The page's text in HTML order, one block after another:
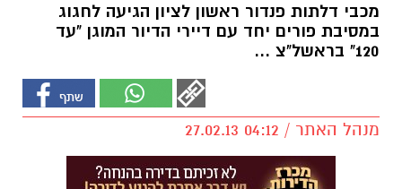
מכבי דלתות פנדור ראשון לציון הגיעה לחגוג
במסיבת פורים יחד עם דיירי הדיור המוגן "עד
120" בראשל"צ ...
מנהל האתר / 04:12 27.02.13